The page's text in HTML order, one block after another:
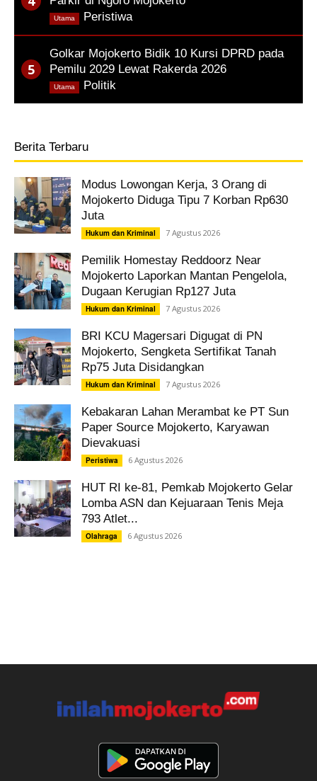
Peristiwa
Utama
Golkar Mojokerto Bidik 10 Kursi DPRD pada
Pemilu 2029 Lewat Rakerda 2026
Politik
Utama
Berita Terbaru
Modus Lowongan Kerja, 3 Orang di
Mojokerto Diduga Tipu 7 Korban Rp630
Juta
Hukum dan Kriminal 7 Agustus 2026
Pemilik Homestay Reddoorz Near
Mojokerto Laporkan Mantan Pengelola,
Dugaan Kerugian Rp127 Juta
Hukum dan Kriminal 7 Agustus 2026
BRI KCU Magersari Digugat di PN
Mojokerto, Sengketa Sertifikat Tanah
Rp75 Juta Disidangkan
Hukum dan Kriminal 7 Agustus 2026
Kebakaran Lahan Merambat ke PT Sun
Paper Source Mojokerto, Karyawan
Dievakuasi
Peristiwa 6 Agustus 2026
HUT RI ke-81, Pemkab Mojokerto Gelar
Lomba ASN dan Kejuaraan Tenis Meja
793 Atlet...
Olahraga 6 Agustus 2026